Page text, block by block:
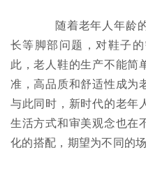
随着老年人年龄的
长等脚部问题，对鞋子
此，老人鞋的生产不能简
准，高品质和舒适性成为
与此同时，新时代的老年
生活方式和审美观念也在
化的搭配，期望为不同的